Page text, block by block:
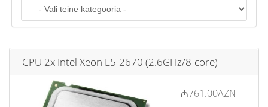
CPU 2x Intel Xeon E5-2670 (2.6GHz/8-core)
₼761.00AZN